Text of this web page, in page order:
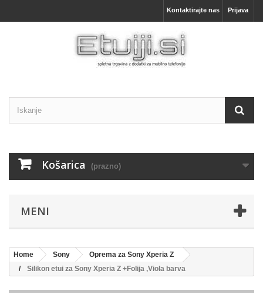
Prijava
Kontaktirajte nas
Košarica (prazno)
MENI
Home Sony
Oprema za Sony Xperia Z
Silikon etui za Sony Xperia Z +Folija ,Viola barva